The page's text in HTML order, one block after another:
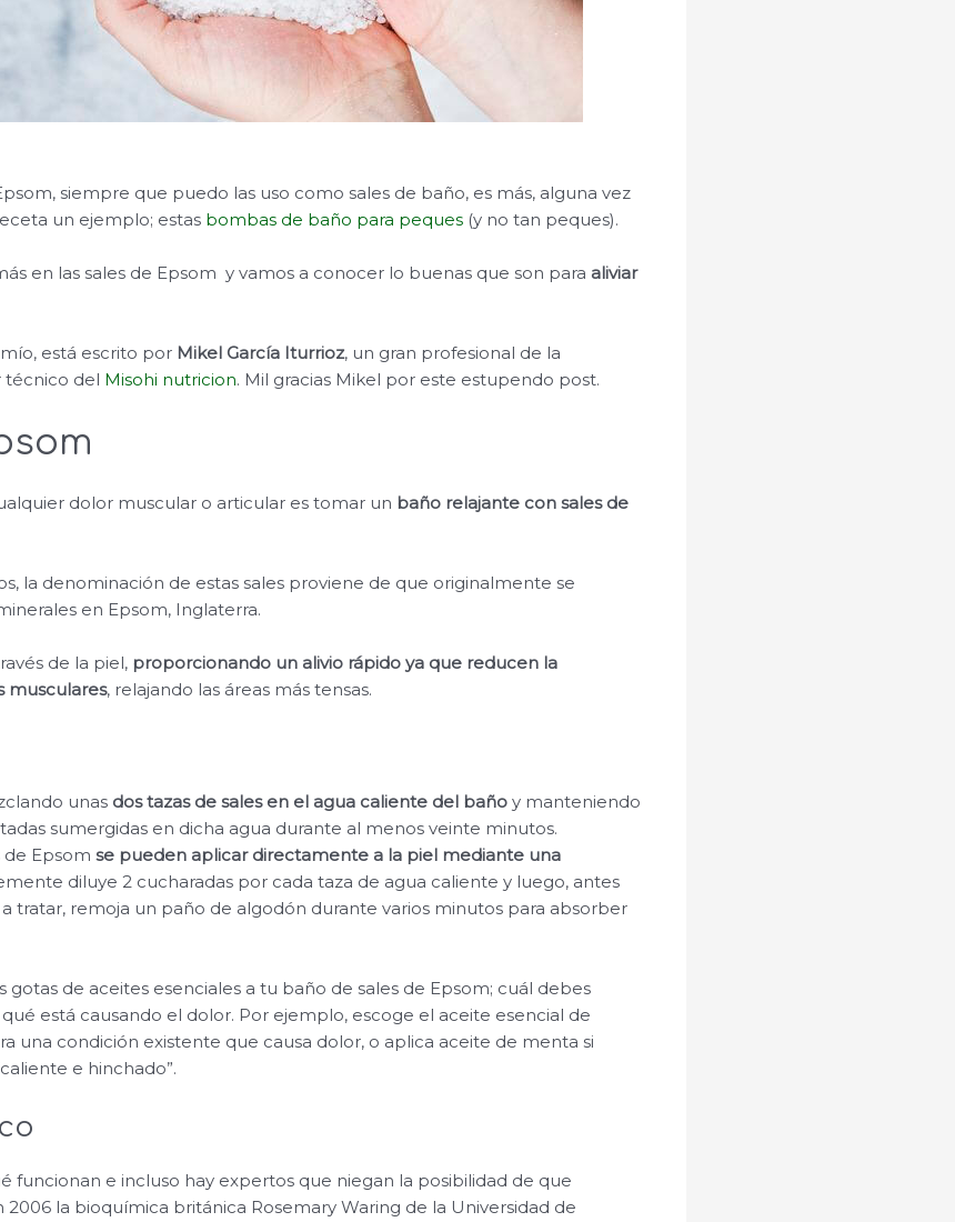
siempre que puedo las uso como sales de baño, es más, alguna vez
un ejemplo; estas bombas de baño para peques (y no tan peques).
en las sales de Epsom y vamos a conocer lo buenas que son para aliviar
está escrito por Mikel García Iturrioz, un gran profesional de la
técnico del Misohi nutricion. Mil gracias Mikel por este estupendo post.
dolor muscular o articular es tomar un baño relajante con sales de
la denominación de estas sales proviene de que originalmente se
en Epsom, Inglaterra.
de la piel, proporcionando un alivio rápido ya que reducen la
musculares, relajando las áreas más tensas.
unas dos tazas de sales en el agua caliente del baño y manteniendo
sumergidas en dicha agua durante al menos veinte minutos.
de Epsomse pueden aplicar directamente a la piel mediante una
diluye 2 cucharadas por cada taza de agua caliente y luego, antes
tratar, remoja un paño de algodón durante varios minutos para absorber
gotas de aceites esenciales a tu baño de sales de Epsom; cuál debes
está causando el dolor. Por ejemplo, escoge el aceite esencial de
una condición existente que causa dolor, o aplica aceite de menta si
e hinchado”.
funcionan e incluso hay expertos que niegan la posibilidad de que
la bioquímica británica Rosemary Waring de la Universidad de